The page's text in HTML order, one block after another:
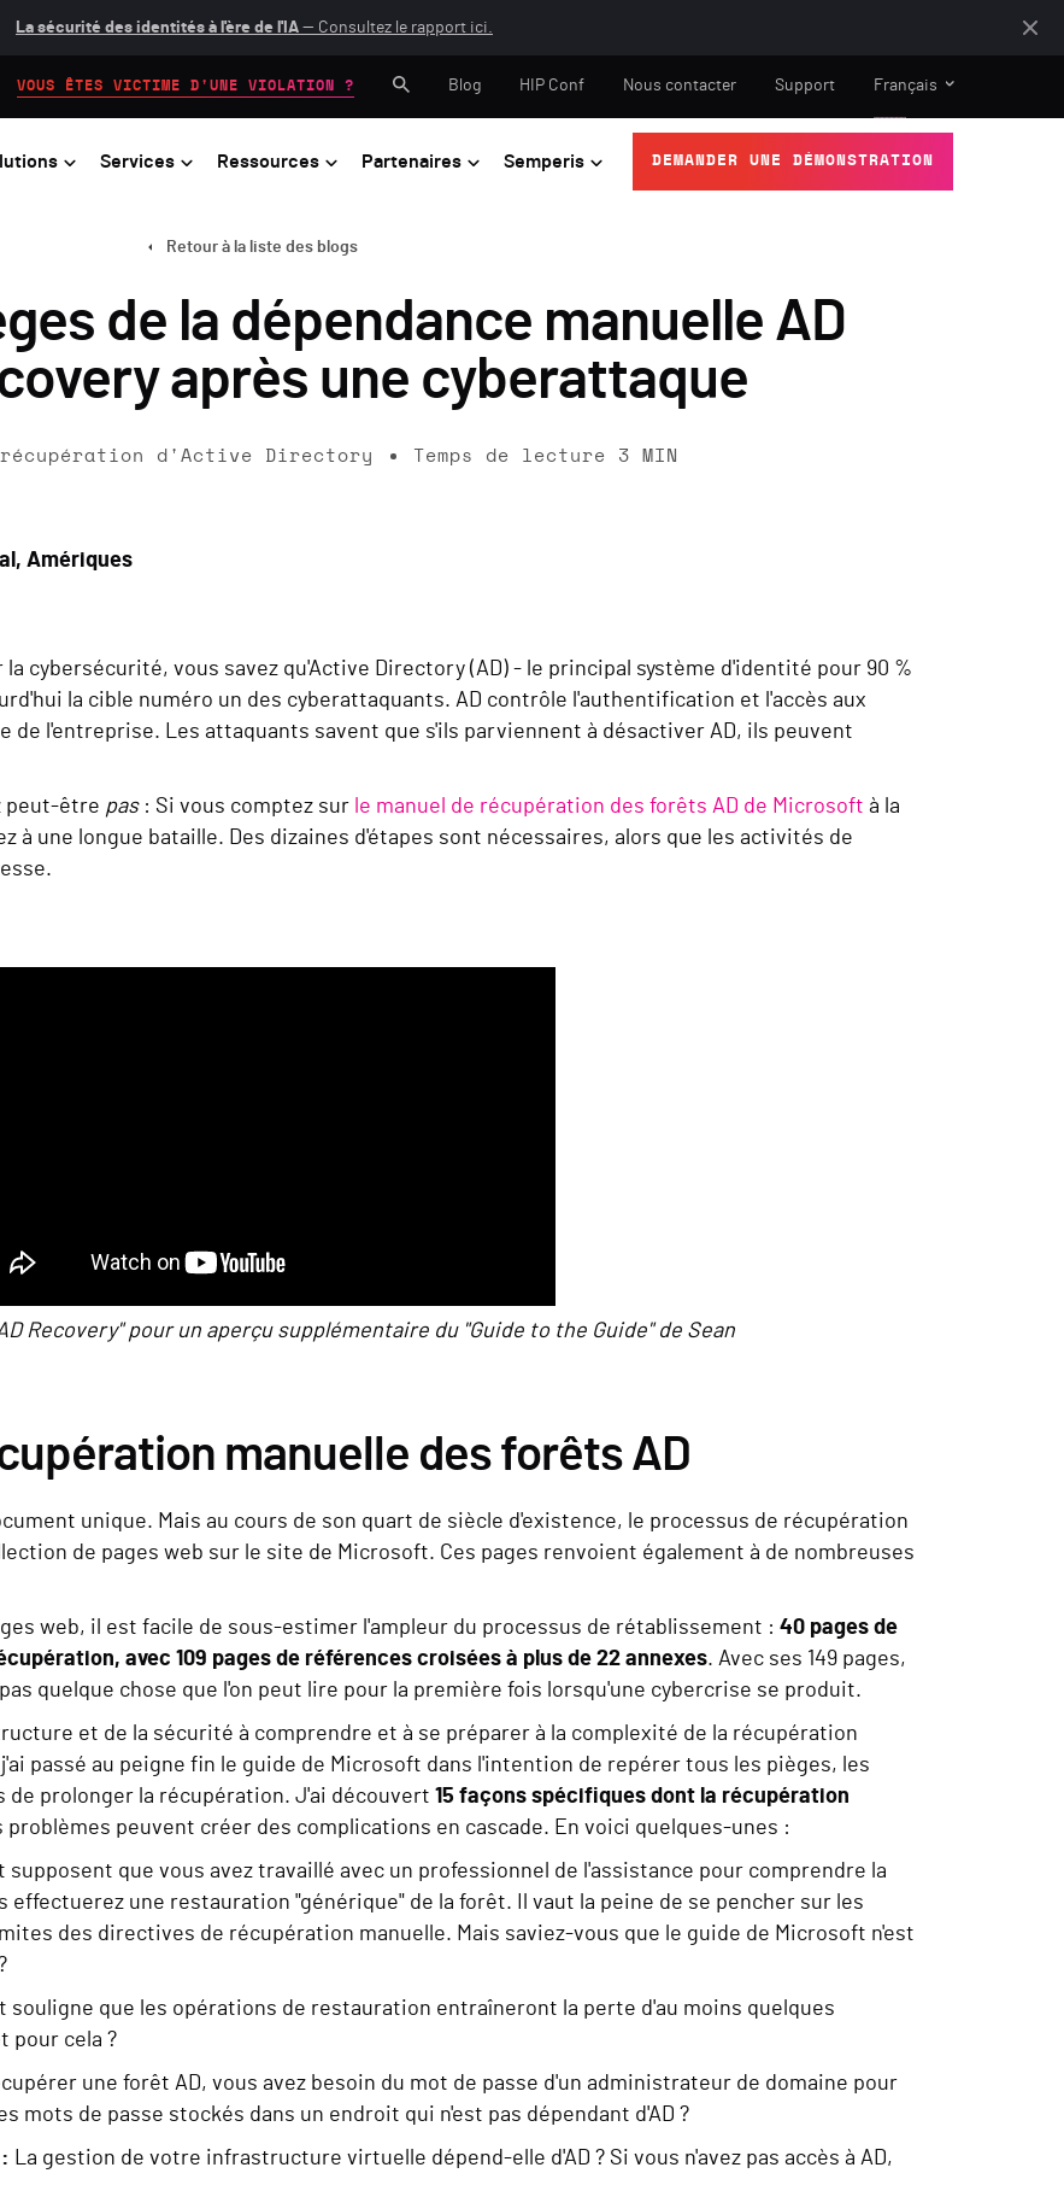
La sécurité des identités à l'ère de l'IA — Consultez le rapport ici.
Services Ressources Partenaires Semperis DEMANDER UNE DÉMONSTRATION
VOUS ÊTES VICTIME D'UNE VIOLATION ? Blog HIP Conf Nous contacter Support Français
Retour à la liste des blogs
de la dépendance manuelle AD
après une cyberattaque
récupération d'Active Directory Temps de lecture 3 MIN
Amériques
cybersécurité, vous savez qu'Active Directory (AD) - le principal système d'identité pour 90 %
la cible numéro un des cyberattaquants. AD contrôle l'authentification et l'accès aux
de l'entreprise. Les attaquants savent que s'ils parviennent à désactiver AD, ils peuvent
peut-être pas : Si vous comptez sur le manuel de récupération des forêts AD de Microsoft à la
à une longue bataille. Des dizaines d'étapes sont nécessaires, alors que les activités de
Recovery" pour un aperçu supplémentaire du "Guide to the Guide" de Sean
manuelle des forêts AD
unique. Mais au cours de son quart de siècle d'existence, le processus de récupération
de pages web sur le site de Microsoft. Ces pages renvoient également à de nombreuses
web, il est facile de sous-estimer l'ampleur du processus de rétablissement : 40 pages de
avec 109 pages de références croisées à plus de 22 annexes. Avec ses 149 pages,
quelque chose que l'on peut lire pour la première fois lorsqu'une cybercrise se produit.
et de la sécurité à comprendre et à se préparer à la complexité de la récupération
passé au peigne fin le guide de Microsoft dans l'intention de repérer tous les pièges, les
prolonger la récupération. J'ai découvert 15 façons spécifiques dont la récupération
problèmes peuvent créer des complications en cascade. En voici quelques-unes :
que vous avez travaillé avec un professionnel de l'assistance pour comprendre la
effectuerez une restauration "générique" de la forêt. Il vaut la peine de se pencher sur les
des directives de récupération manuelle. Mais saviez-vous que le guide de Microsoft n'est
souligne que les opérations de restauration entraîneront la perte d'au moins quelques
pour cela ?
une forêt AD, vous avez besoin du mot de passe d'un administrateur de domaine pour
mots de passe stockés dans un endroit qui n'est pas dépendant d'AD ?
La gestion de votre infrastructure virtuelle dépend-elle d'AD ? Si vous n'avez pas accès à AD,